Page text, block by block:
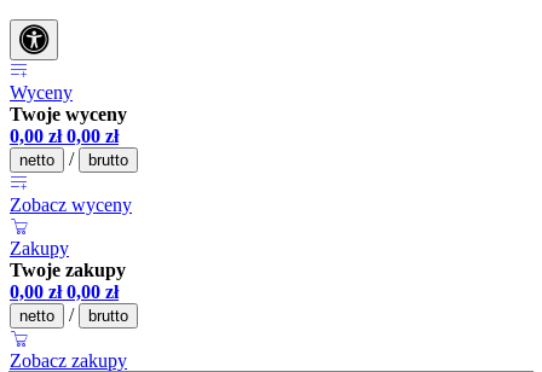
Wyceny
Twoje wyceny
0,00 zł 0,00 zł
netto / brutto
Zobacz wyceny
Zakupy
Twoje zakupy
0,00 zł 0,00 zł
netto / brutto
Zobacz zakupy